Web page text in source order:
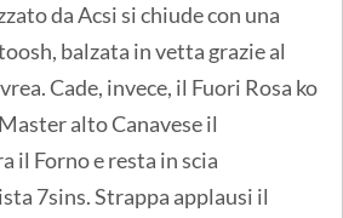
da Acsi si chiude con una
balzata in vetta grazie al
Cade, invece, il Fuori Rosa ko
alto Canavese il
il Forno e resta in scia
7sins. Strappa applausi il